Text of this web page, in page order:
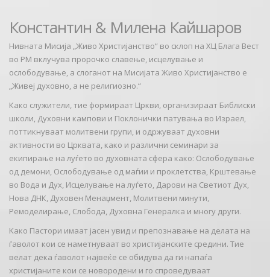
Константин & Милена Кайшаров
Нивната Мисија „Живо Христијанство“ во склоп на ХЦ Блага Вест
во РМ вклучува пророчко славење, исцелување и
ослободување, а слоганот на Мисијата Живо Христијанство е
„Живеј духовно, а не религиозно.“
Како служители, тие формираат Цркви, организираат Библиски
школи, Духовни кампови и Поклонички патувања во Израел,
поттикнуваат молитвени групи, и одржуваат духовни
активности во Црквата, како и различни семинари за
екипирање на луѓето во духовната сфера како: Ослободување
од демони, Ослободување од маѓии и проклетства, Крштевање
во Вода и Дух, Исцелување на луѓето, Дарови на Светиот Дух,
Нова ДНК, Духовен Менаџмент, Молитвени минути,
Ремоделирање, Слобода, Духовна Генералка и многу други.
Kако Пастори имаат јасен увид и препознавање на делата на
ѓаволот кои се наметнуваат во христијанските средини. Тие
велат дека ѓаволот највеќе се обидува да ги напаѓа
христијаните кои се новородени и го спроведуваат